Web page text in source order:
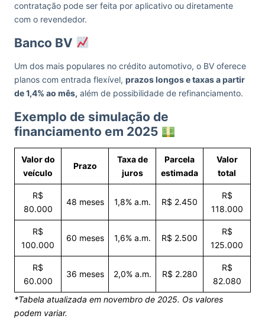
contratação pode ser feita por aplicativo ou diretamente
com o revendedor.
Banco BV
Um dos mais populares no crédito automotivo, o BV oferece
planos com entrada flexível, prazos longos e taxas a partir
de 1,4% ao mês, além de possibilidade de refinanciamento.
Exemplo de simulação de
financiamento em 2025
Valor do
veículo
Prazo
Taxa de
juros
Parcela
estimada
Valor
total
R$
80.000
48 meses 1,8% a.m. R$ 2.450
R$
118.000
R$
100.000
60 meses 1,6% a.m. R$ 2.500
R$
125.000
R$
60.000
36 meses 2,0% a.m. R$ 2.280
R$
82.080
*Tabela atualizada em novembro de 2025. Os valores
podem variar.